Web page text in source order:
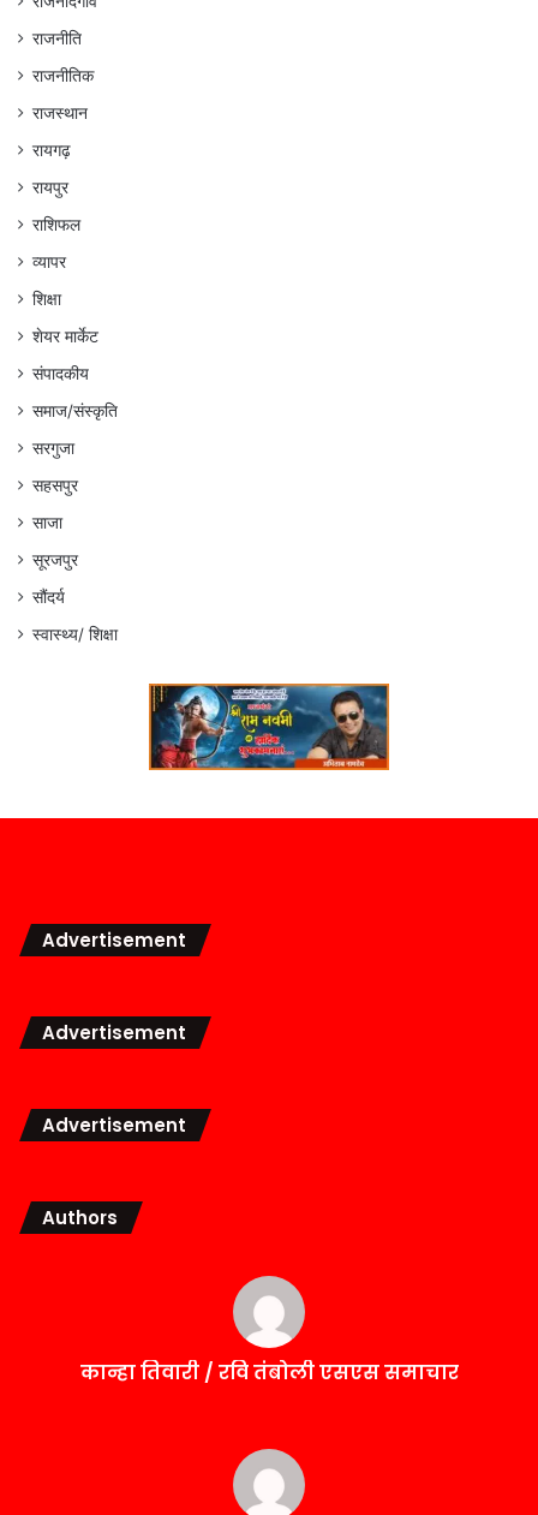
राजनीति
राजनीतिक
राजस्थान
रायगढ़
रायपुर
राशिफल
व्यापर
शिक्षा
शेयर मार्केट
संपादकीय
समाज/संस्कृति
सरगुजा
सहसपुर
साजा
सूरजपुर
सौंदर्य
स्वास्थ्य/ शिक्षा
Advertisement
Advertisement
Advertisement
Authors
कान्हा तिवारी / रवि तंबोली एसएस समाचार